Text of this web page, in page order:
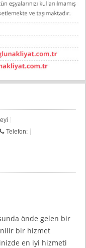
Telefon:
önde gelen bir
bir hizmet
en iyi hizmeti